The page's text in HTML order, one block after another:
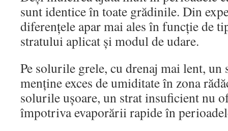
sunt identice în toate grădinile. Din
diferențele apar mai ales în funcție de
stratului aplicat și modul de udare.
Pe solurile grele, cu drenaj mai lent, un
menține exces de umiditate în zona
solurile ușoare, un strat insuficient nu
împotriva evaporării rapide în